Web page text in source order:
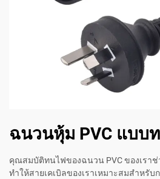
ฉนวนหุ้ม PVC แบบ
คุณสมบัติทนไฟของฉนวน PVC ของเรา
ทำให้สายเคเบิลของเราเหมาะสมสำหรั